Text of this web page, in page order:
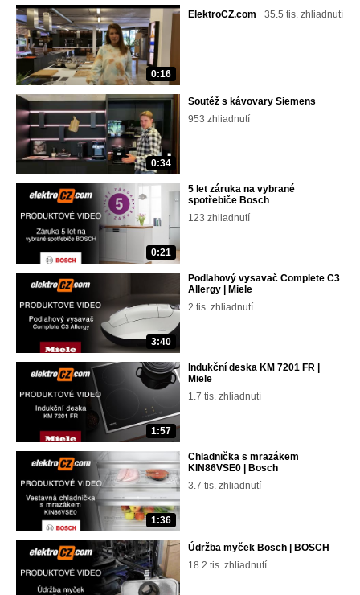
0:16
ElektroCZ.com 35.5 tis. zhliadnutí
0:34
Soutěž s kávovary Siemens
953 zhliadnutí
0:21
5 let záruka na vybrané
spotřebiče Bosch
123 zhliadnutí
3:40
Podlahový vysavač Complete C3
Allergy | Miele
2 tis. zhliadnutí
1:57
Indukční deska KM 7201 FR |
Miele
1.7 tis. zhliadnutí
1:36
Chladnička s mrazákem
KIN86VSE0 | Bosch
3.7 tis. zhliadnutí
Údržba myček Bosch | BOSCH
18.2 tis. zhliadnutí